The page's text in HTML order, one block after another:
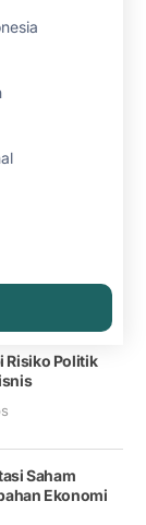
Risiko Politik
Saham
Ekonomi